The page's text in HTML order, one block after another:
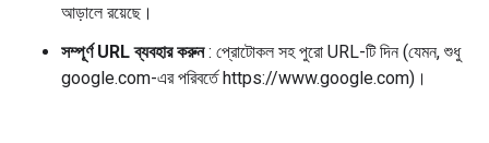
আড়ালে রয়েছে।
সম্পূর্ণ URL ব্যবহার করুন: প্রোটোকল সহ পুরো URL-টি দিন (যেমন, শুধু
google.com-এর পরিবর্তে https://www.google.com)।